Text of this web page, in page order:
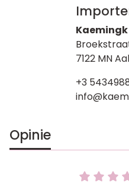
Kaemingk
7122 MN
+3
Opinie